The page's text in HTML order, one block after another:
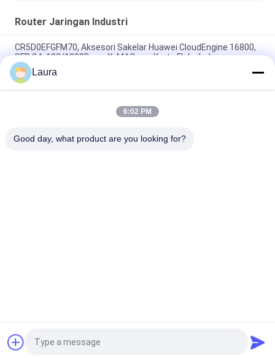
Router Jaringan Industri
CR5D0EFGFM70, Aksesori Sakelar Huawei CloudEngine 16800,
SFP 24x100/1000Base-X, MACsec, Kartu Fleksibel
CR5D0SRUAI70, Papan Kontrol Utama Huawei NetEngine 8000,
Memori 32G/SRUA-1 TA-F/Papan Perawatan Utama A18A
CR5DSFUIT07F, switch seri Huawei CR5DSFUIT, kapasitas
Quote request suatu
Laura
6:02 PM
Good day, what product are you looking for?